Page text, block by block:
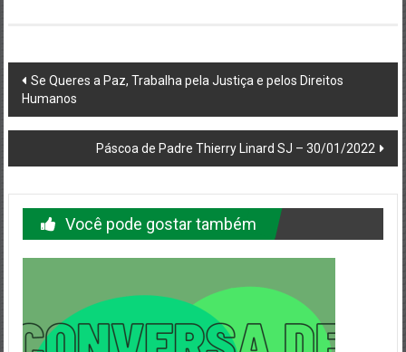
Navegação
do
Se Queres a Paz, Trabalha pela Justiça e pelos Direitos
Humanos
Páscoa de Padre Thierry Linard SJ – 30/01/2022
Você pode gostar também